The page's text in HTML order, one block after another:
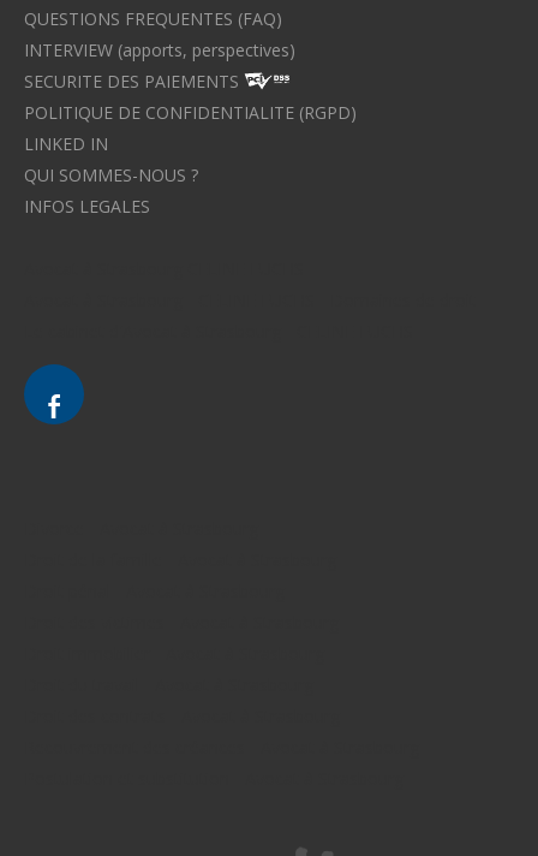
QUESTIONS FREQUENTES (FAQ)
INTERVIEW (apports, perspectives)
SECURITE DES PAIEMENTS
POLITIQUE DE CONFIDENTIALITE (RGPD)
LINKED IN
QUI SOMMES-NOUS ?
INFOS LEGALES